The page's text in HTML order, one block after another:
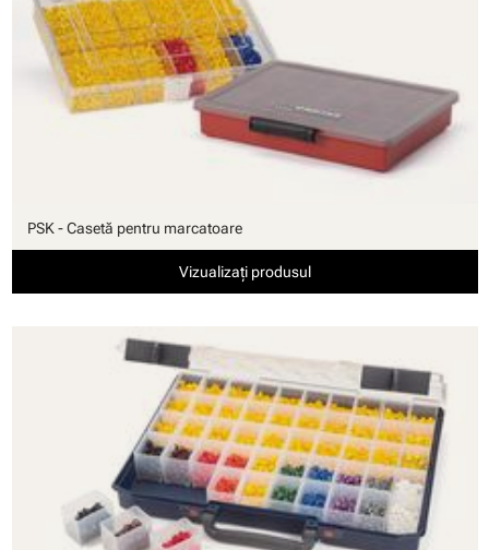
PSK - Casetă pentru marcatoare
Vizualizați produsul